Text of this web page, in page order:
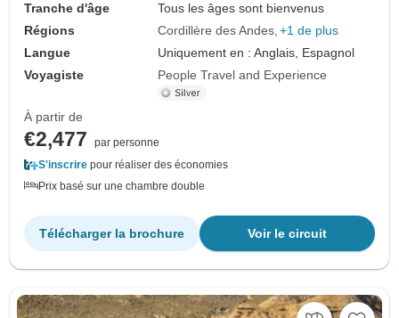
Tranche d'âge
Tous les âges sont bienvenus
Régions
Cordillère des Andes +1 de plus
Langue
Uniquement en : Anglais, Espagnol
Voyagiste
People Travel and Experience
À partir de
€2,477
par personne
S'inscrire pour réaliser des économies
Prix basé sur une chambre double
Voir le circuit
Télécharger la brochure